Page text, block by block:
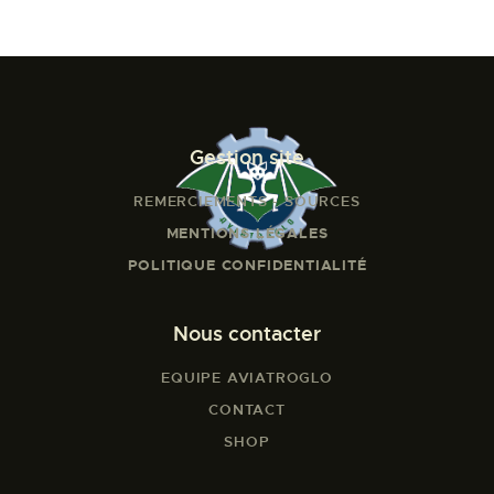
LA SNCAC
LA PISTE D’ENVOL
Gestion site
REMERCIEMENTS - SOURCES
MENTIONS LÉGALES
POLITIQUE CONFIDENTIALITÉ
Nous contacter
EQUIPE AVIATROGLO
CONTACT
SHOP